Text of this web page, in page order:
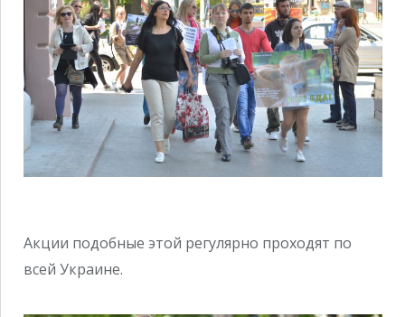
Акции подобные этой регулярно проходят по
всей Украине.